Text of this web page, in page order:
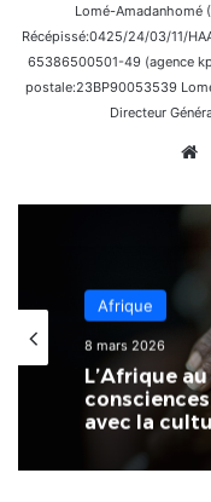
Lomé-Amadanhomé
Récépissé:0425/24/03/11/
65386500501-49 (agence
postale:23BP90053539
Directeur
Afrique
8 mars 2026
L’Afrique
avec la